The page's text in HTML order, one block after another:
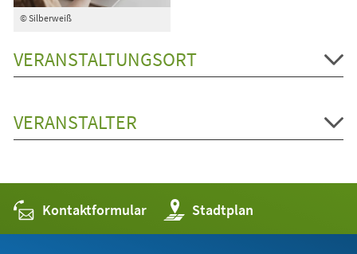
© Silberweiß
VERANSTALTUNGSORT
VERANSTALTER
Kontaktformular Stadtplan
(Öffnet
in
einem